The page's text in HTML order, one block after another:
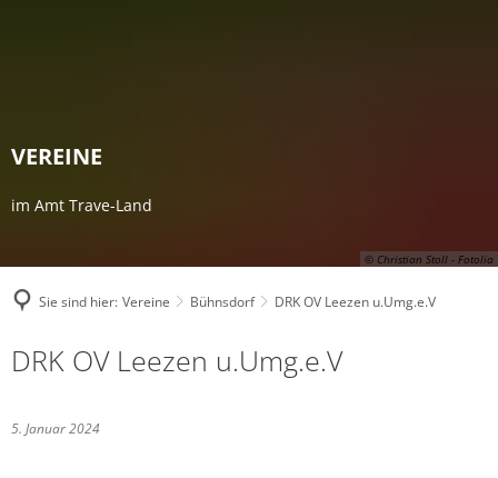
© Christian Stoll - Fotolia
VEREINE
im Amt Trave-Land
Sie sind hier: Vereine Bühnsdorf DRK OV Leezen u.Umg.e.V
DRK OV Leezen u.Umg.e.V
5. Januar 2024